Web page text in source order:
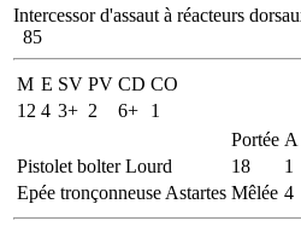
Intercessor d'assaut à réacteurs
85
M E SV PV CD CO
12 4 3+ 2 6+
1
Portée A
Pistolet bolter Lourd
18 1
Epée tronçonneuse Astartes Mêlée 4